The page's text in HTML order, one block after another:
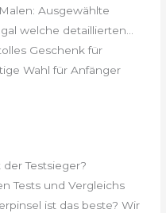
Ausgewählte
welche detaillierten...
Geschenk für
Wahl für Anfänger
Testsieger?
Tests und Vergleichs
ist das beste? Wir